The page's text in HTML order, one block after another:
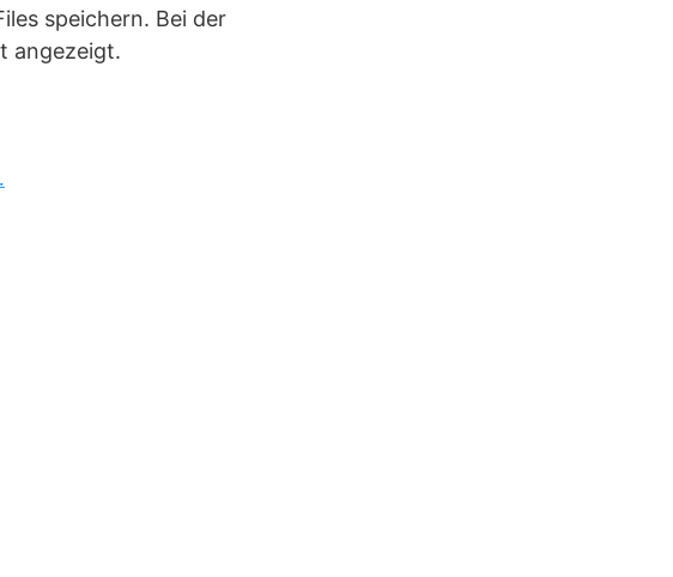
speichern. Bei der
angezeigt.